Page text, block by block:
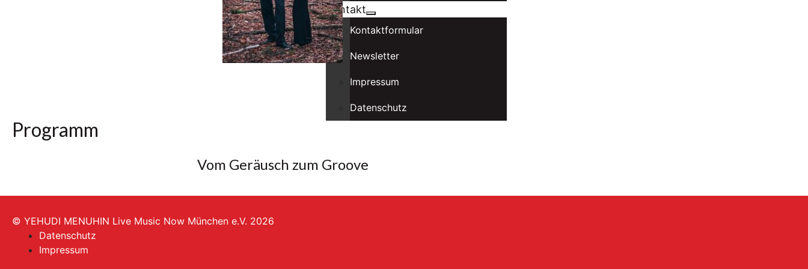
Kontakt
Kontaktformular
Newsletter
Impressum
Datenschutz
Programm
Vom Geräusch zum Groove
© YEHUDI MENUHIN Live Music Now München e.V. 2026
Datenschutz
Impressum